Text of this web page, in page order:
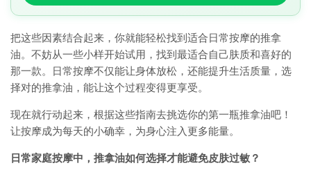
把这些因素结合起来，你就能轻松找到适合日常按摩的推拿
油。不妨从一些小样开始试用，找到最适合自己肤质和喜好的
那一款。日常按摩不仅能让身体放松，还能提升生活质量，选
择对的推拿油，能让这个过程变得更享受。
现在就行动起来，根据这些指南去挑选你的第一瓶推拿油吧！
让按摩成为每天的小确幸，为身心注入更多能量。
日常家庭按摩中，推拿油如何选择才能避免皮肤过敏？